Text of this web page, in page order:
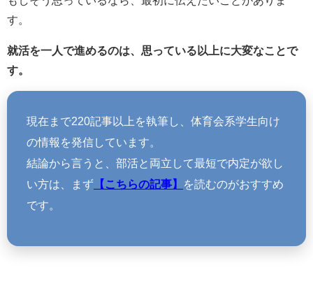
す。
就活を一人で進めるのは、思っている以上に大変なことで
す。
現在まで220記事以上を執筆し、体育会系学生向け
の情報を発信しています。
結論から言うと、部活と両立して最短で内定が欲し
い方は、まず 【こちらの記事】
を読むのがおすすめ
です。